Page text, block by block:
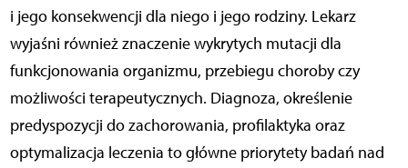
i jego konsekwencji dla niego i jego rodziny. Lekarz
wyjaśni również znaczenie wykrytych mutacji dla
funkcjonowania organizmu, przebiegu choroby czy
możliwości terapeutycznych. Diagnoza, określenie
predyspozycji do zachorowania, profilaktyka oraz
optymalizacja leczenia to główne priorytety badań nad